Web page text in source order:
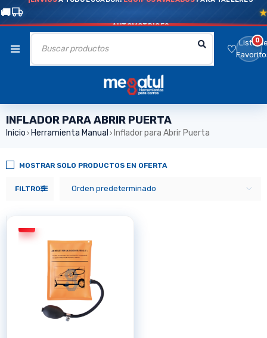
AUTOMOTRICES
Lista0
INFLADOR PARA ABRIR PUERTA
Inicio › Herramienta Manual › Inflador para Abrir Puerta
FILTROS Orden predeterminado
MOSTRAR SOLO PRODUCTOS EN OFERTA